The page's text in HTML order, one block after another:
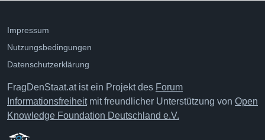
Impressum
Nutzungsbedingungen
Datenschutzerklärung
FragDenStaat.at ist ein Projekt des Forum
Informationsfreiheitmit freundlicher Unterstützung von Open
Knowledge Foundation Deutschland e.V.